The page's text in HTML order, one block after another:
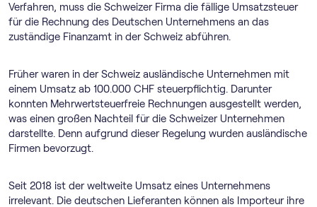
Verfahren, muss die Schweizer Firma die fällige Umsatzsteuer
für die Rechnung des Deutschen Unternehmens an das
zuständige Finanzamt in der Schweiz abführen.
Früher waren in der Schweiz ausländische Unternehmen mit
einem Umsatz ab 100.000 CHF steuerpflichtig. Darunter
konnten Mehrwertsteuerfreie Rechnungen ausgestellt werden,
was einen großen Nachteil für die Schweizer Unternehmen
darstellte. Denn aufgrund dieser Regelung wurden ausländische
Firmen bevorzugt.
Seit 2018 ist der weltweite Umsatz eines Unternehmens
irrelevant. Die deutschen Lieferanten können als Importeur ihre